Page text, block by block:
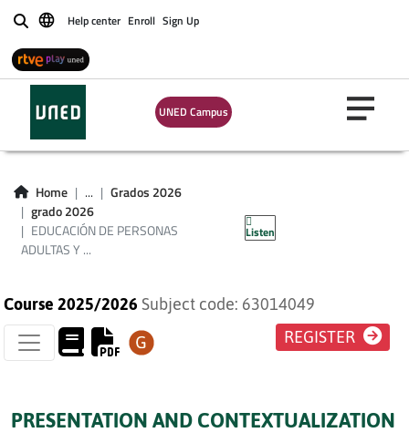
BuscarHelp center Enroll Sign Up
UNED Campus
Home ...
Grados 2026
grado 2026
EDUCACIÓN DE PERSONAS
ADULTAS Y ...
Listen
EDUCACIÓN DE
PERSONAS
ADULTAS Y
MAYORES
Course 2025/2026 Subject code: 63014049
REGISTER
PRESENTATION AND CONTEXTUALIZATION